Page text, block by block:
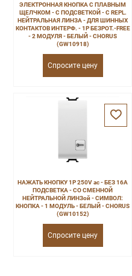
ЭЛЕКТРОННАЯ КНОПКА С ПЛАВНЫМ
ЩЕЛЧКОМ - С ПОДСВЕТКОЙ - С REPL.
НЕЙТРАЛЬНАЯ ЛИНЗА - ДЛЯ ШИННЫХ
КОНТАКТОВ ИНТЕРФ. - 1P БЕЗPOT.-FREE
- 2 МОДУЛЯ - БЕЛЫЙ - CHORUS
(GW10918)
Спросите цену
НАЖАТЬ КНОПКУ 1P 250V ac - БЕЗ 16A
ПОДСВЕТКА - СО СМЕННОЙ
НЕЙТРАЛЬНОЙ ЛИНЗой - СИМВОЛ:
КНОПКА - 1 МОДУЛЬ - БЕЛЫЙ - CHORUS
(GW10152)
Спросите цену